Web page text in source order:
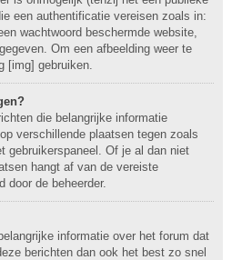
een authentificatie vereisen zoals in:
wachtwoord beschermde website,
Om een afbeelding weer te
[img] gebruiken.
die belangrijke informatie
verschillende plaatsen tegen zoals
gebruikerspaneel. Of je al dan niet
hangt af van de vereiste
door de beheerder.
informatie over het forum dat
berichten dan ook het best zo snel